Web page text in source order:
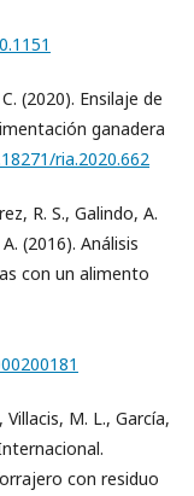
(2020). Ensilaje de
ganadera
ria.2020.662
R. S., Galindo, A.
(2016). Análisis
con un alimento
Villacis, M. L., García,
con residuo